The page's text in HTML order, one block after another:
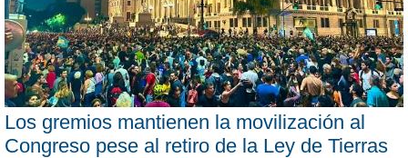
Los gremios mantienen la movilización al
Congreso pese al retiro de la Ley de Tierras